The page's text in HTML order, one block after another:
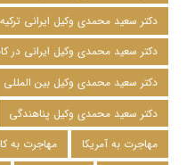
دکتر سعید محمدی وکیل ایرانی ترکیه
دکتر سعید محمدی وکیل ایرانی در
دکتر سعید محمدی وکیل بین المللی
دکتر سعید محمدی وکیل پناهندگی
مهاجرت به آمریکا
مهاجرت به